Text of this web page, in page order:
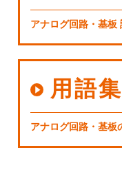
アナログ回路・基
用語集
アナログ回路・基板